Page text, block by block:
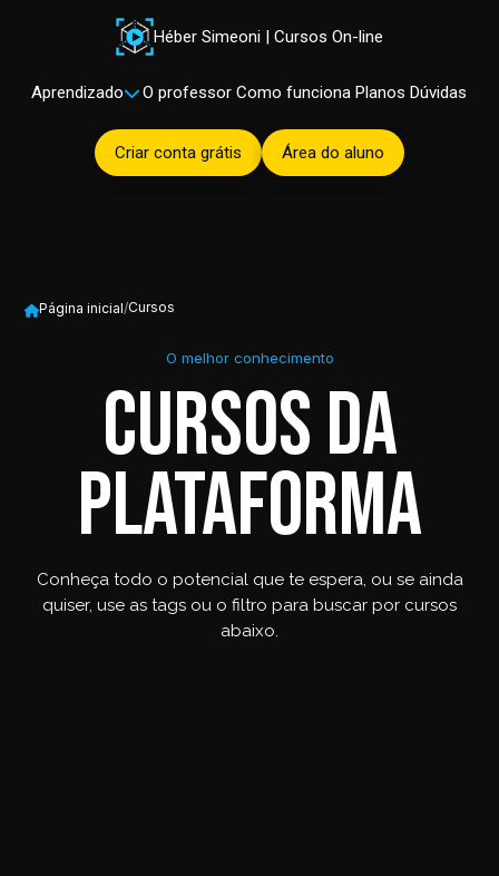
Héber Simeoni | Cursos On-line
Aprendizado O professor Como funciona Planos Dúvidas
Criar conta grátis Área do aluno
Página inicial/Cursos
O melhor conhecimento
Cursos da
plataforma
Conheça todo o potencial que te espera, ou se ainda
quiser, use as tags ou o filtro para buscar por cursos
abaixo.